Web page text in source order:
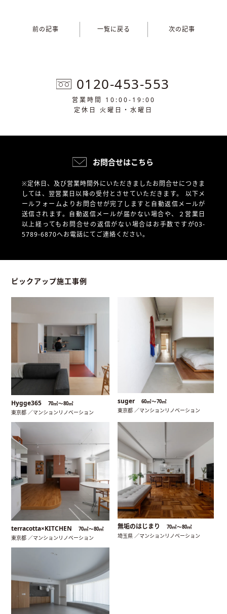
前の記事 一覧に戻る 次の記事
0120-453-553
営業時間 10:00-19:00
定休日 火曜日・水曜日
お問合せはこちら
※定休日、及び営業時間外にいただきましたお問合せにつきま
しては、翌営業日以降の受付とさせていただきます。 以下メ
ールフォームよりお問合せが完了しますと自動返信メールが
送信されます。自動返信メールが届かない場合や、
２営業日
以上経ってもお問合せの返信がない場合はお手数ですが03-
5789-6870へお電話にてご連絡ください。
ピックアップ施工事例
Hygge365 70㎡〜80㎡
東京都 ／マンションリノベーション
suger 60㎡〜70㎡
東京都 ／マンションリノベーション
terracotta×KITCHEN 70㎡〜80㎡
東京都 ／マンションリノベーション
無垢のはじまり 70㎡〜80㎡
埼玉県 ／マンションリノベーション